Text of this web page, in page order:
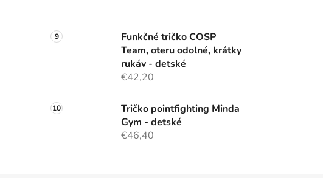
Funkčné tričko COSP
Team, oteru odolné, krátky
rukáv - detské
€42,20
Tričko pointfighting Minda
Gym - detské
€46,40